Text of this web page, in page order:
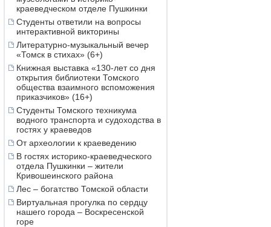
краеведческом отделе Пушкинки
Студенты ответили на вопросы
интерактивной викторины
Литературно-музыкальный вечер
«Томск в стихах» (6+)
Книжная выставка «130-лет со дня
открытия библиотеки Томского
общества взаимного вспоможения
приказчиков» (16+)
Студенты Томского техникума
водного транспорта и судоходства в
гостях у краеведов
От археологии к краеведению
В гостях историко-краеведческого
отдела Пушкинки – жители
Кривошеинского района
Лес – богатство Томской области
Виртуальная прогулка по сердцу
нашего города – Воскресенской
горе